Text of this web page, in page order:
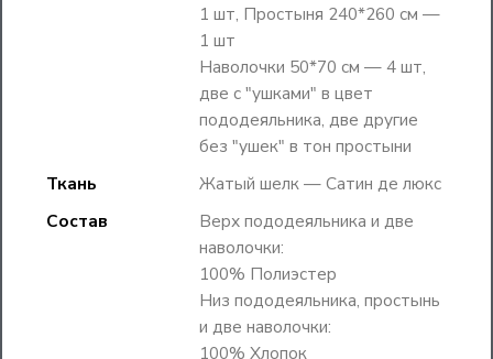
1 шт, Простыня 240*260 см —
1 шт
Наволочки 50*70 см — 4 шт,
две с "ушками" в цвет
пододеяльника, две другие
без "ушек" в тон простыни
Ткань
Жатый шелк — Сатин де люкс
Состав
Верх пододеяльника и две
наволочки:
100% Полиэстер
Низ пододеяльника, простынь
и две наволочки:
100% Хлопок